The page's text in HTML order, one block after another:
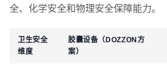
全、化学安全和物理安全保障能力。
卫生安全
维度
胶囊设备（DOZZON方
案）